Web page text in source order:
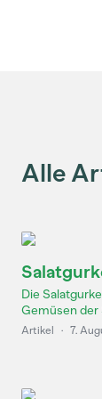
Alle
Die
Gemüsen der
Artikel · 7.